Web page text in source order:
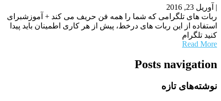
| آوریل 23, 2016
ربات های تلگرامی که شما را همه فن حریف می کند + آموزشبرای
استفاده از این ربات های درخط، پیش از هر کاری اطمینان باید پیدا
کنید تلگرام
Read More
Posts navigation
نوشته‌های تازه